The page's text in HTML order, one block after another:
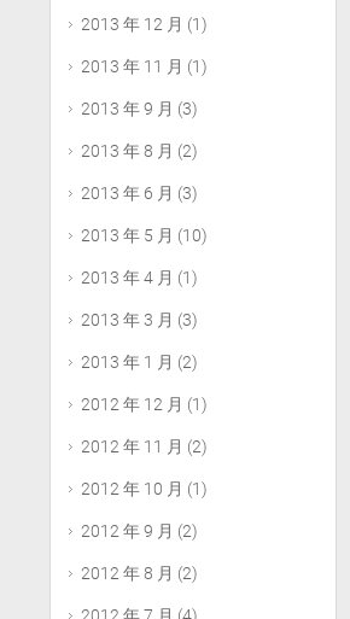
2013 年 12 月 (1)
2013 年 11 月 (1)
2013 年 9 月 (3)
2013 年 8 月 (2)
2013 年 6 月 (3)
2013 年 5 月 (10)
2013 年 4 月 (1)
2013 年 3 月 (3)
2013 年 1 月 (2)
2012 年 12 月 (1)
2012 年 11 月 (2)
2012 年 10 月 (1)
2012 年 9 月 (2)
2012 年 8 月 (2)